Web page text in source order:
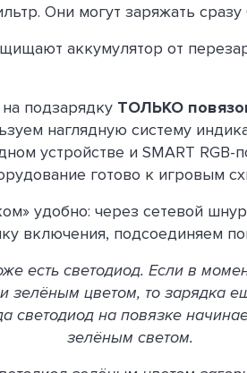
Они могут заряжать
аккумулятор от
на подзарядку ТОЛЬКО
наглядную систему
устройстве и SMART RGB-
готово к игровым
удобно: через сетевой
включения, подсоединяем
есть светодиод. Если в
зелёным цветом, то зарядка
светодиод на повязке
зелёным светом.